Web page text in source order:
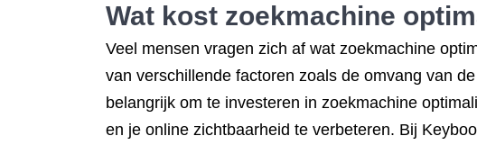
Wat kost zoekmachine
Veel mensen vragen zich af wat zoekmachine
van verschillende factoren zoals de omvang van
belangrijk om te investeren in zoekmachine
en je online zichtbaarheid te verbeteren. Bij